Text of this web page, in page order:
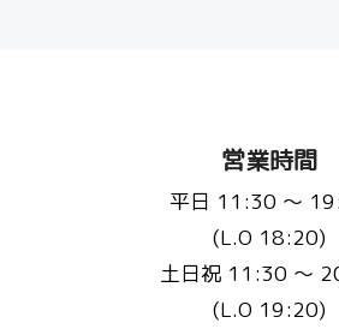
営業時間
平日 11:30 〜
(L.O 18:20)
土日祝 11:30 〜
(L.O 19:20)